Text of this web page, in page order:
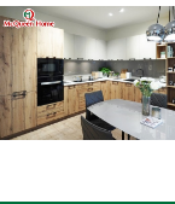
để làm
cảm ứng từ,
trong khi bếp
sử dụng bếp